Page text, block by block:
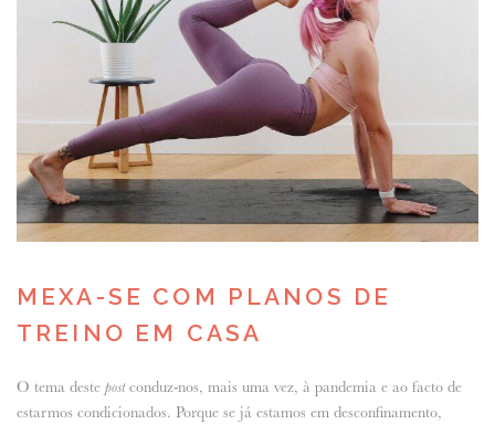
MEXA-SE COM PLANOS DE
TREINO EM CASA
O tema deste post conduz-nos, mais uma vez, à pandemia e ao facto de
estarmos condicionados. Porque se já estamos em desconfinamento,